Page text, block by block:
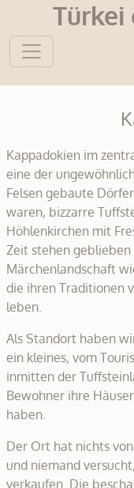
Türkei
Kappadokien im
eine der
Felsen gebaute
waren, bizzarre
Höhlenkirchen mit
Zeit stehen geblieben
Märchenlandschaft
die ihren Traditionen
leben.
Als Standort haben
ein kleines, vom
inmitten der
Bewohner ihre
haben.
Der Ort hat nichts
und niemand
verkaufen. Die